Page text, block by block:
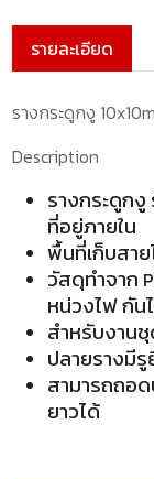
รายละเอียด
รางกระดูกงู
Description
รางกระดูกงู
ที่อยู่ภายใน
พื้นที่เก็บสา
วัสดุทำจาก
หน่วงไฟ กัน
สำหรับงาน
ปลายรางมี
สามารถถอ
ยาวได้